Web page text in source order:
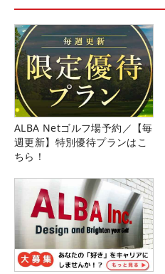
ALBA Netゴルフ場予約／【毎
週更新】特別優待プランはこ
ちら！